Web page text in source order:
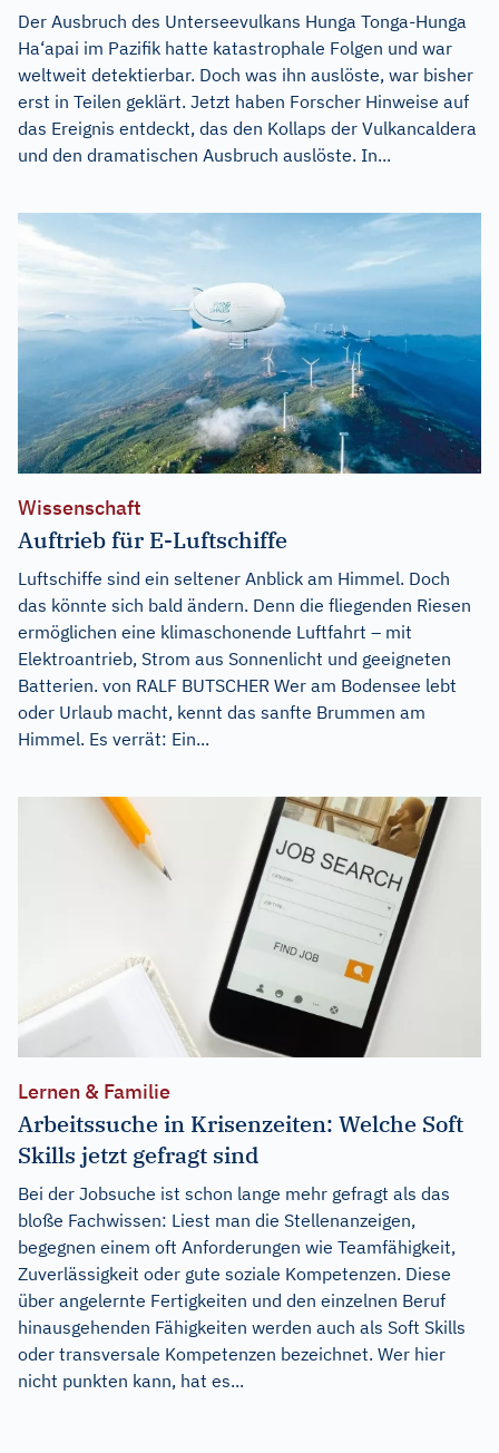
Der Ausbruch des Unterseevulkans Hunga Tonga-Hunga
Ha‘apai im Pazifik hatte katastrophale Folgen und war
weltweit detektierbar. Doch was ihn auslöste, war bisher
erst in Teilen geklärt. Jetzt haben Forscher Hinweise auf
das Ereignis entdeckt, das den Kollaps der Vulkancaldera
und den dramatischen Ausbruch auslöste. In...
Wissenschaft
Auftrieb für E-Luftschiffe
Luftschiffe sind ein seltener Anblick am Himmel. Doch
das könnte sich bald ändern. Denn die fliegenden Riesen
ermöglichen eine klimaschonende Luftfahrt – mit
Elektroantrieb, Strom aus Sonnenlicht und geeigneten
Batterien. von RALF BUTSCHER Wer am Bodensee lebt
oder Urlaub macht, kennt das sanfte Brummen am
Himmel. Es verrät: Ein...
Lernen & Familie
Arbeitssuche in Krisenzeiten: Welche Soft
Skills jetzt gefragt sind
Bei der Jobsuche ist schon lange mehr gefragt als das
bloße Fachwissen: Liest man die Stellenanzeigen,
begegnen einem oft Anforderungen wie Teamfähigkeit,
Zuverlässigkeit oder gute soziale Kompetenzen. Diese
über angelernte Fertigkeiten und den einzelnen Beruf
hinausgehenden Fähigkeiten werden auch als Soft Skills
oder transversale Kompetenzen bezeichnet. Wer hier
nicht punkten kann, hat es...